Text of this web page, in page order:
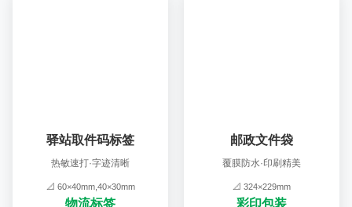
驿站取件码标签
热敏速打·字迹清晰
📐 60×40mm,40×30mm
物流标签
邮政文件袋
覆膜防水·印刷精美
📐 324×229mm
彩印包装